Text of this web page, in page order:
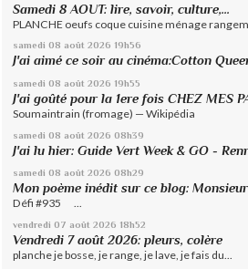
Samedi 8 AOUT: lire, savoir, culture,...
PLANCHE oeufs coque cuisine ménage
samedi 08 août 2026 19h56
J'ai aimé ce soir au cinéma:Cotton
samedi 08 août 2026 19h55
J'ai goûté pour la 1ere fois CHEZ MES
Soumaintrain (fromage) — Wikipédia
samedi 08 août 2026 08h39
J'ai lu hier: Guide Vert Week & GO -
samedi 08 août 2026 08h29
Mon poème inédit sur ce blog: Monsieur
Défi #935 ...
vendredi 07 août 2026 18h52
Vendredi 7 août 2026: pleurs, colère
planche je bosse, je range, je lave, je fais du...